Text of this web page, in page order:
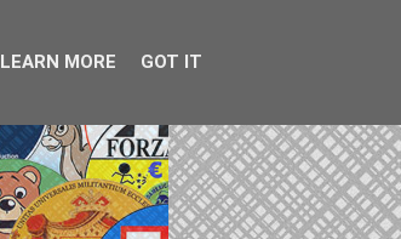
LEARN MORE GOT IT